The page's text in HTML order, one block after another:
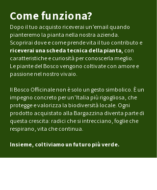
Come funziona?
Dopo il tuo acquisto riceverai un’email quando
pianteremo la pianta nella nostra azienda.
Scoprirai dove e come prende vita il tuo contributo e
riceverai una scheda tecnica della pianta, con
caratteristiche e curiosità per conoscerla meglio.
Le piante del Bosco vengono coltivate con amore e
passione nel nostro vivaio.
Il Bosco Officinale non è solo un gesto simbolico. È un
impegno concreto per un’Italia più rigogliosa, che
protegge e valorizza la biodiversità locale. Ogni
prodotto acquistato alla Bargazzina diventa parte di
questa crescita: radici che si intrecciano, foglie che
respirano, vita che continua.
Insieme, coltiviamo un futuro più verde.